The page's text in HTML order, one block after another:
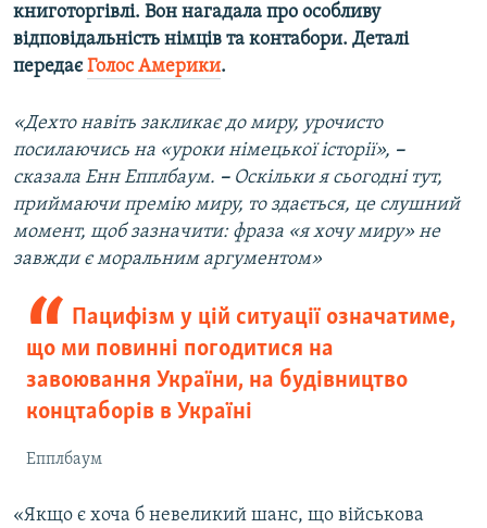
книготоргівлі. Вон нагадала про особливу
відповідальність німців та контабори. Деталі
передаєГолос Америки.
«Дехто навіть закликає до миру, урочисто
посилаючись на «уроки німецької історії», –
сказала Енн Епплбаум. –Оскільки я сьогодні тут,
приймаючи премію миру, то здається, це слушний
момент, щоб зазначити: фраза «я хочу миру» не
завжди є моральним аргументом»
Пацифізм у цій ситуації означатиме,
що ми повинні погодитися на
завоювання України, на будівництво
концтаборів в Україні
Епплбаум
«Якщо є хоча б невеликий шанс, що військова